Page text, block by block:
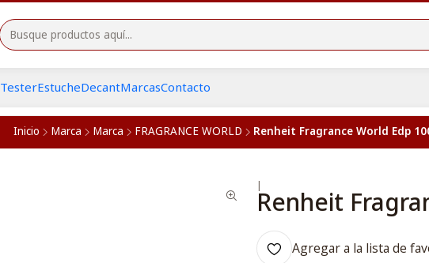
TesterEstucheDecantMarcasContacto
Inicio Marca Marca FRAGRANCE WORLD Renheit Fragrance World Edp
|
Renheit
Agregar a la lista de